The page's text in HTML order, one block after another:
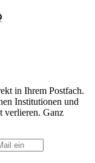
in Ihrem Postfach.
Institutionen und
verlieren. Ganz